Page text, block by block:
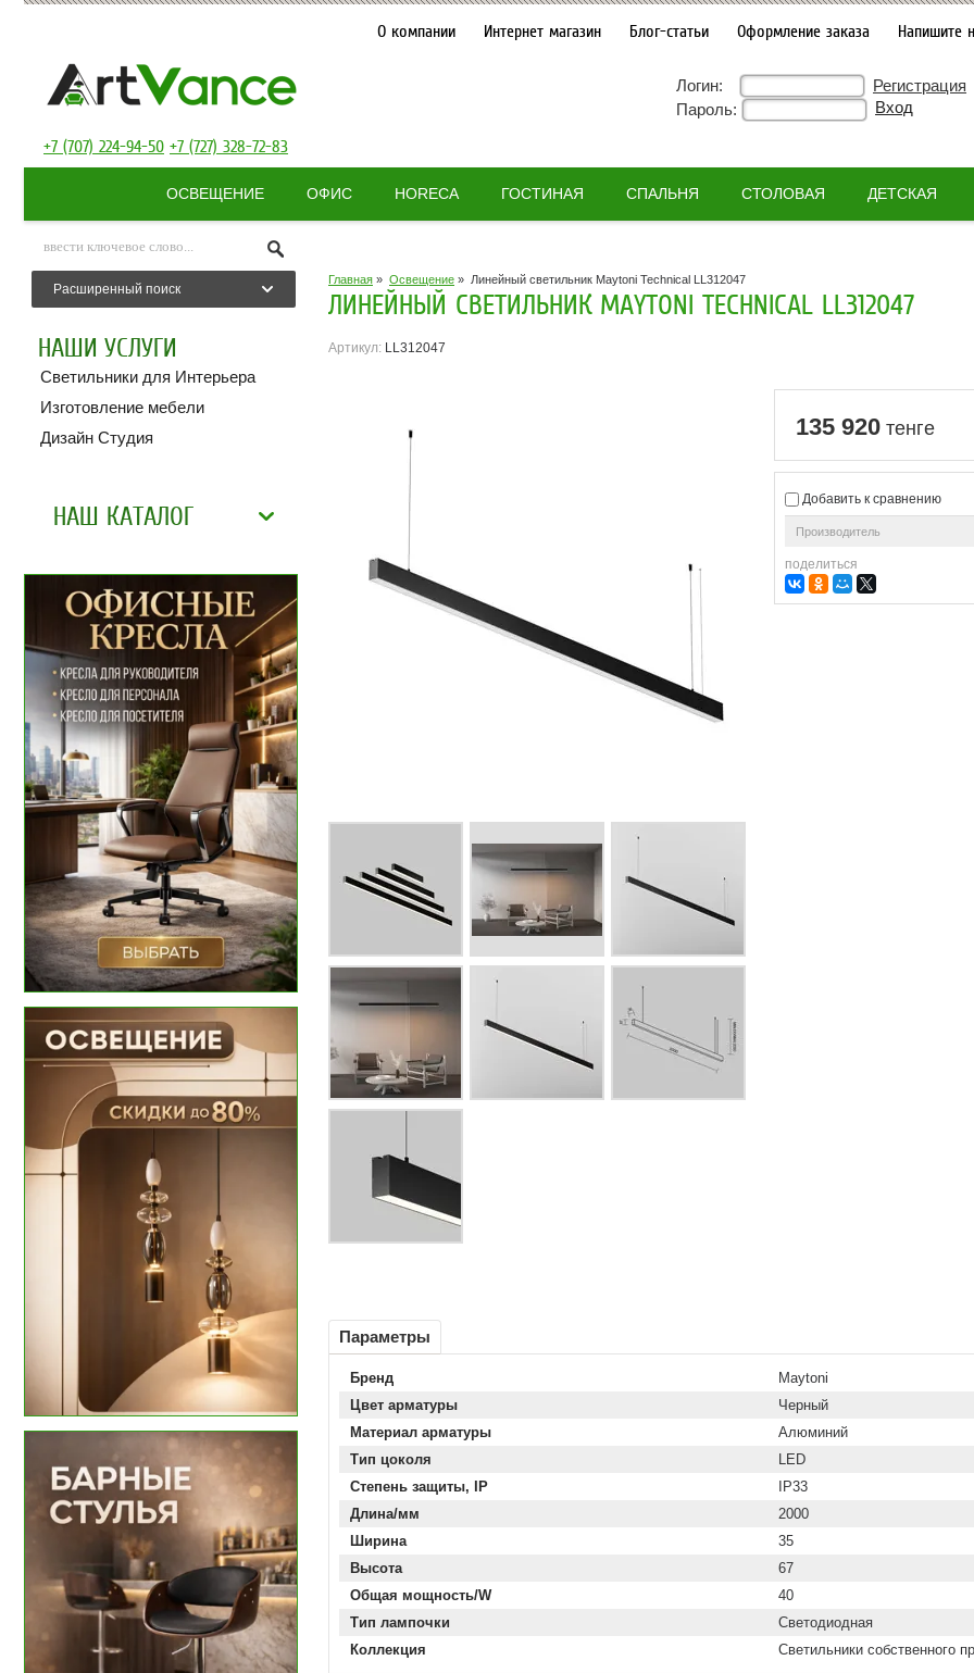
О компании Интернет магазин Блог-статьи Оформление заказа Напишите
Логин: Регистрация
Пароль:
+7 (707) 224-94-50 +7 (727) 328-72-83
ОСВЕЩЕНИЕ ОФИС HORECA ГОСТИНАЯ СПАЛЬНЯ СТОЛОВАЯ ДЕТСКАЯ
Расширенный поиск
НАШИ УСЛУГИ
Светильники для Интерьера
Изготовление мебели
Дизайн Студия
НАШ КАТАЛОГ
Главная » Освещение » Линейный светильник Maytoni Technical LL312047
ЛИНЕЙНЫЙ СВЕТИЛЬНИК MAYTONI TECHNICAL LL312047
Артикул: LL312047
135 920 тенге
Добавить к сравнению
Производитель
поделиться
Параметры
Бренд
Maytoni
Цвет арматуры
Черный
Материал арматуры
Алюминий
Тип цоколя
LED
Степень защиты, IP
IP33
Длина/мм
2000
Ширина
35
Высота
67
Общая мощность/W
40
Тип лампочки
Светодиодная
Коллекция
Светильники собственного